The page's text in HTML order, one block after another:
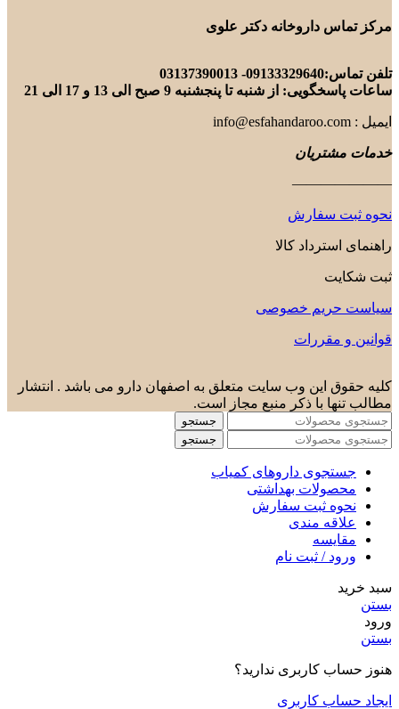
دکتر علوی
شنبه تا پنجشنبه 9 صبح الی 13 و 17 الی 21
کالا
خصوصی
وب سایت متعلق به اصفهان دارو می باشد . انتشار
با ذکر منبع مجاز است.
داروهای کمیاب
بهداشتی
ثبت سفارش
مندی
/ ثبت نام
ندارید؟
کاربری